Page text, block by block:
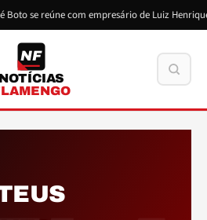
Boto se reúne com empresário de Luiz Henrique
NF
NOTÍCIAS